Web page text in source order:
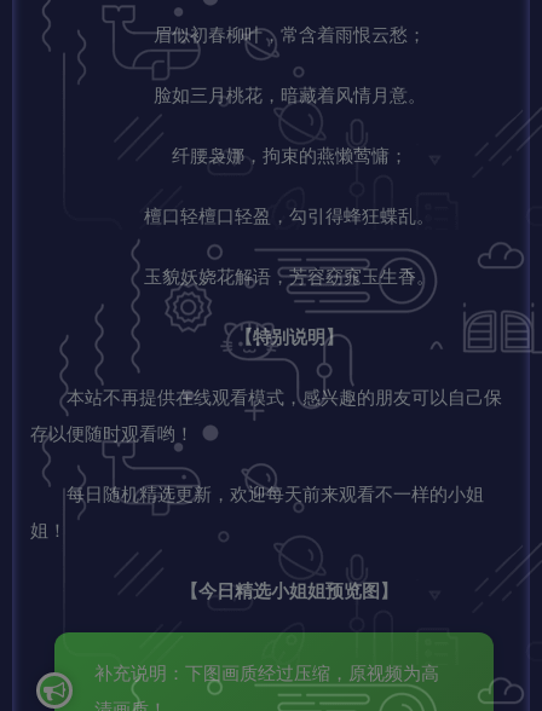
眉似初春柳叶，常含着雨恨云愁；
脸如三月桃花，暗藏着风情月意。
纤腰袅娜，拘束的燕懒莺慵；
檀口轻檀口轻盈，勾引得蜂狂蝶乱。
玉貌妖娆花解语，芳容窈窕玉生香。
【特别说明】
本站不再提供在线观看模式，感兴趣的朋友可以自己保
存以便随时观看哟！
每日随机精选更新，欢迎每天前来观看不一样的小姐
姐！
【今日精选小姐姐预览图】
补充说明：下图画质经过压缩，原视频为高